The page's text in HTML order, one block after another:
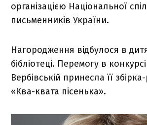
організацією Національної
письменників України.
Нагородження відбулося в
бібліотеці. Перемогу в
Вербівській принесла її
«Ква-квата пісенька».